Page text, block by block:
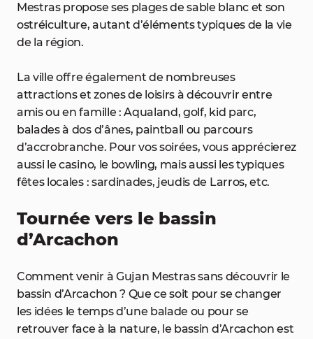
Mestras propose ses plages de sable blanc et son
ostréiculture, autant d’éléments typiques de la vie
de la région.
La ville offre également de nombreuses
attractions et zones de loisirs à découvrir entre
amis ou en famille : Aqualand, golf, kid parc,
balades à dos d’ânes, paintball ou parcours
d’accrobranche. Pour vos soirées, vous apprécierez
aussi le casino, le bowling, mais aussi les typiques
fêtes locales : sardinades, jeudis de Larros, etc.
Tournée vers le bassin
d’Arcachon
Comment venir à Gujan Mestras sans découvrir le
bassin d’Arcachon ? Que ce soit pour se changer
les idées le temps d’une balade ou pour se
retrouver face à la nature, le bassin d’Arcachon est